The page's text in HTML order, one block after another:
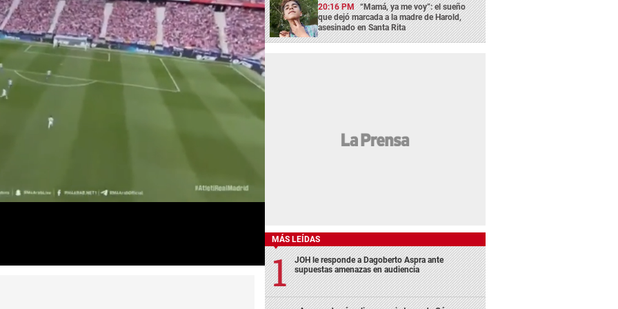
20:16 PM “Mamá, ya me voy”: el sueño
que dejó marcada a la madre de Harold,
asesinado en Santa Rita
MÁS LEÍDAS
JOH le responde a Dagoberto Aspra ante
supuestas amenazas en audiencia